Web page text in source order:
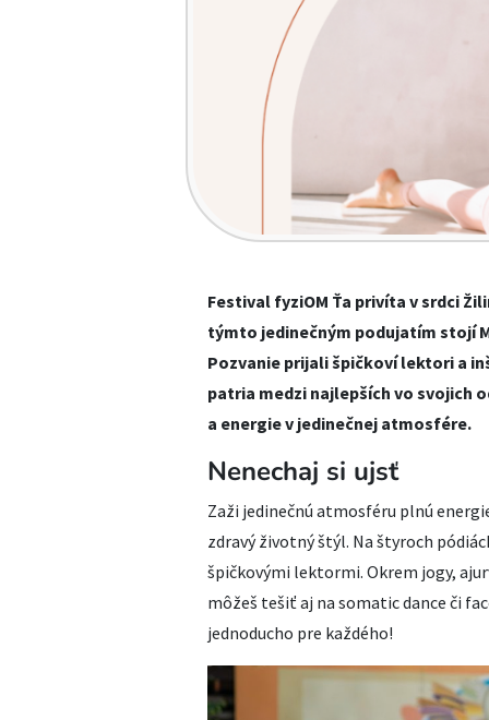
Festival fyziOM Ťa privíta v srdci
týmto jedinečným podujatím stojí
Pozvanie prijali špičkoví lektori a
patria medzi najlepších vo svojich
a energie v jedinečnej atmosfére.
Nenechaj si ujsť
Zaži jedinečnú atmosféru plnú
zdravý životný štýl. Na štyroch
špičkovými lektormi. Okrem jogy,
môžeš tešiť aj na somatic dance či
jednoducho pre každého!